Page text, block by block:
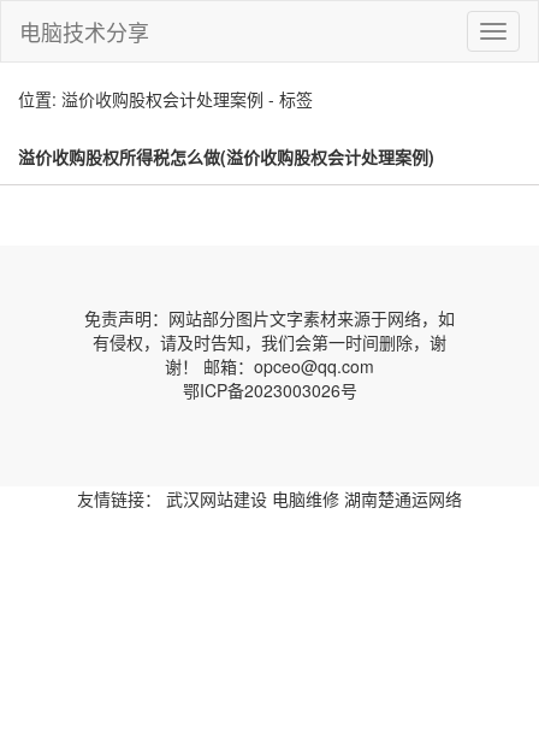
切
换
电脑技术分享
位置: 溢价收购股权会计处理案例 - 标签
溢价收购股权所得税怎么做(溢价收购股权会计处理案例)
免责声明：网站部分图片文字素材来源于网络，如
有侵权，请及时告知，我们会第一时间删除，谢
谢！ 邮箱：opceo@qq.com
鄂ICP备2023003026号
友情链接： 武汉网站建设 电脑维修 湖南楚通运网络